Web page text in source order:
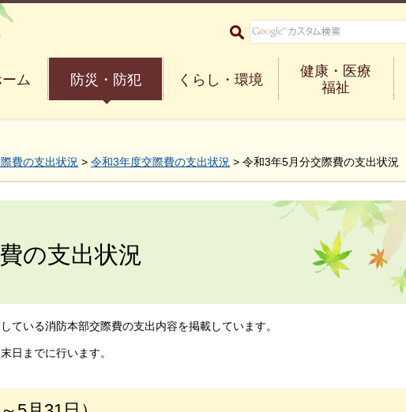
大阪府箕面市 Minoh City
ム 防災・防犯 くらし・環境
健康・医療
福祉
費の支出状況 > 令和3年度交際費の支出状況 > 令和3年5月分交際費の支出状況
の支出状況
ている消防本部交際費の支出内容を掲載しています。
日までに行います。